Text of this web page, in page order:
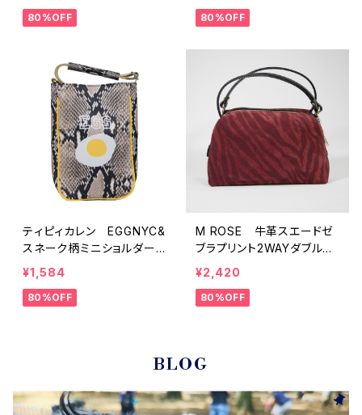
80%OFF 80%OFF
ティピィカレン EGGNYC&
スネーク柄ミニショルダー
バッグ
¥1,584
80%OFF
M ROSE 牛革スエードゼ
ブラプリント2WAYダブルハ
ンドルミニバッグ
¥2,420
80%OFF
BLOG